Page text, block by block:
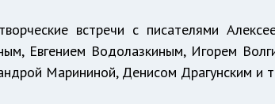
встречи с писателями
Евгением Водолазкиным, Игорем
Марининой, Денисом Драгунским и